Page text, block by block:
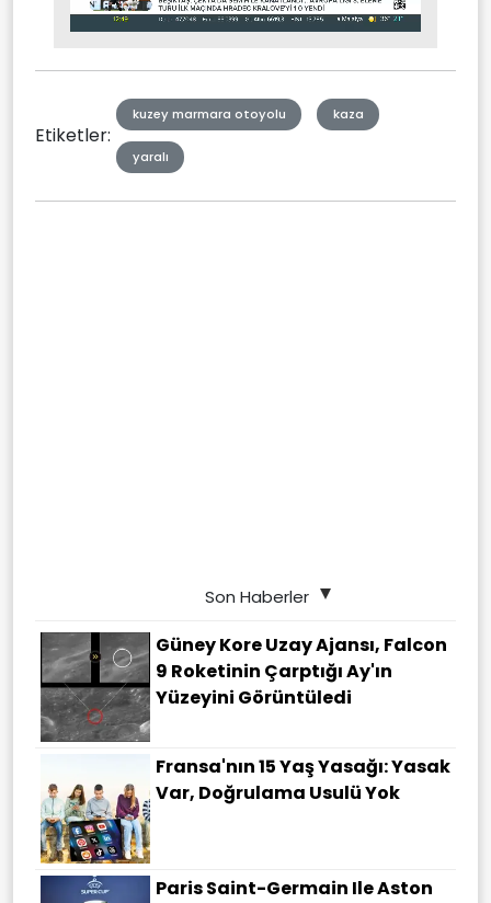
Mute Stream
Etiketler:
kuzey marmara otoyolu kaza
yaralı
Son Haberler
Güney Kore Uzay Ajansı, Falcon
9 Roketinin Çarptığı Ay'ın
Yüzeyini Görüntüledi
Fransa'nın 15 Yaş Yasağı: Yasak
Var, Doğrulama Usulü Yok
Paris Saint-Germain Ile Aston